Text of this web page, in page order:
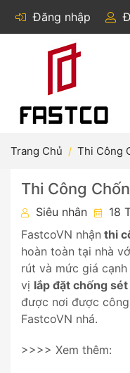
Đăng nhập
Trang Chủ Thi Công
Thi Công
Siêu nhân 18
FastcoVN nhận thi
hoàn toàn tại nhà
rút và mức giá
vị lắp đặt chống
được nơi được
FastcoVN nhá.
>>>> Xem thêm: